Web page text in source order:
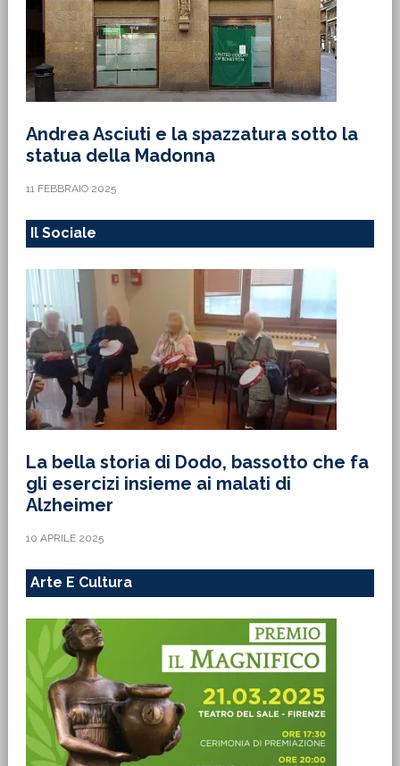
Andrea Asciuti e la spazzatura sotto la
statua della Madonna
11 FEBBRAIO 2025
Il Sociale
La bella storia di Dodo, bassotto che fa
gli esercizi insieme ai malati di
Alzheimer
10 APRILE 2025
Arte E Cultura